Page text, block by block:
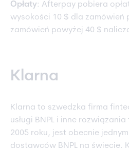
Opłaty: Afterpay pobiera
wysokości 10 $ dla zamówień
zamówień powyżej 40 $
Klarna
Klarna to szwedzka firma
usługi BNPL i inne
2005 roku, jest obecnie
dostawców BNPL na świecie.